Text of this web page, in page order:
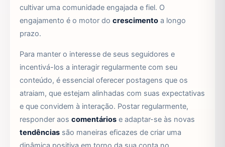
cultivar uma comunidade engajada e fiel. O
engajamento é o motor do crescimento a longo
prazo.
Para manter o interesse de seus seguidores e
incentivá-los a interagir regularmente com seu
conteúdo, é essencial oferecer postagens que os
atraiam, que estejam alinhadas com suas expectativas
e que convidem à interação. Postar regularmente,
responder aos comentários e adaptar-se às novas
tendências são maneiras eficazes de criar uma